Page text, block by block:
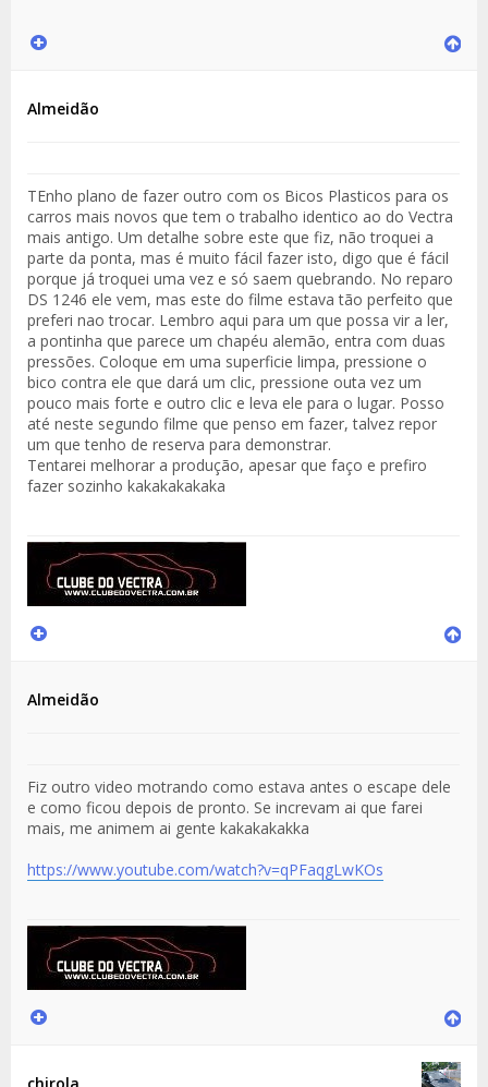
Almeidão
TEnho plano de fazer outro com os Bicos Plasticos para os
carros mais novos que tem o trabalho identico ao do Vectra
mais antigo. Um detalhe sobre este que fiz, não troquei a
parte da ponta, mas é muito fácil fazer isto, digo que é fácil
porque já troquei uma vez e só saem quebrando. No reparo
DS 1246 ele vem, mas este do filme estava tão perfeito que
preferi nao trocar. Lembro aqui para um que possa vir a ler,
a pontinha que parece um chapéu alemão, entra com duas
pressões. Coloque em uma superficie limpa, pressione o
bico contra ele que dará um clic, pressione outa vez um
pouco mais forte e outro clic e leva ele para o lugar. Posso
até neste segundo filme que penso em fazer, talvez repor
um que tenho de reserva para demonstrar.
Tentarei melhorar a produção, apesar que faço e prefiro
fazer sozinho kakakakakaka
Almeidão
Fiz outro video motrando como estava antes o escape dele
e como ficou depois de pronto. Se increvam ai que farei
mais, me animem ai gente kakakakakka
https://www.youtube.com/watch?v=qPFaqgLwKOs